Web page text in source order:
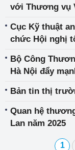
với Thương vụ
Cục Kỹ thuật
chức Hội nghị
Bộ Công
Hà Nội đẩy
Bản tin thị
Quan hệ
Lan năm 2025
1